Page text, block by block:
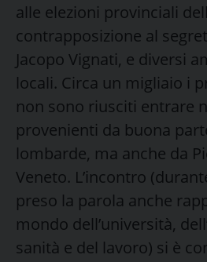
alle elezioni provinciali
contrapposizione al
Jacopo Vignati, e diversi
locali. Circa un migliaio i
non sono riusciti entrare
provenienti da buona
lombarde, ma anche da
Veneto. L’incontro
preso la parola anche
mondo dell’università,
sanità e del lavoro) si è